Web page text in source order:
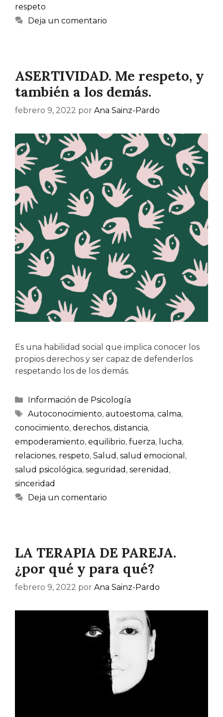
respeto
Deja un comentario
ASERTIVIDAD. Me respeto, y
también a los demás.
febrero 9, 2022 por Ana Sainz-Pardo
Es una habilidad social que implica conocer los
propios derechos y ser capaz de defenderlos
respetando los de los demás.
Información de Psicología
Autoconocimiento, autoestoma, calma,
conocimiento, derechos, distancia,
empoderamiento, equilibrio, fuerza, lucha,
relaciones, respeto, Salud , salud emocional ,
salud psicológica, seguridad , serenidad ,
sinceridad
Deja un comentario
LA TERAPIA DE PAREJA.
¿por qué y para qué?
febrero 9, 2022 por Ana Sainz-Pardo